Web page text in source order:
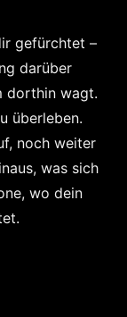
gefürchtet –
darüber
dorthin wagt.
überleben.
noch weiter
was sich
wo dein